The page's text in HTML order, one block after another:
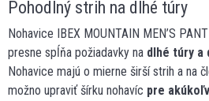
Pohodlný strih na dlhé túry
Nohavice IBEX MOUNTAIN MEN’S
presne spĺňa požiadavky na dlhé túry a
Nohavice majú o mierne širší strih a na
možno upraviť šírku nohavíc pre